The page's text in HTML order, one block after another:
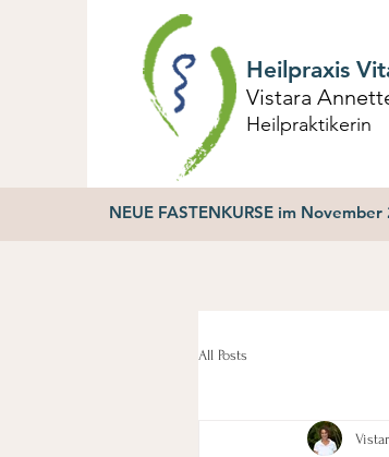
Heilpraxis
Vistara
Heilpraktikerin
NEUE FASTENKURSE im November
All Posts